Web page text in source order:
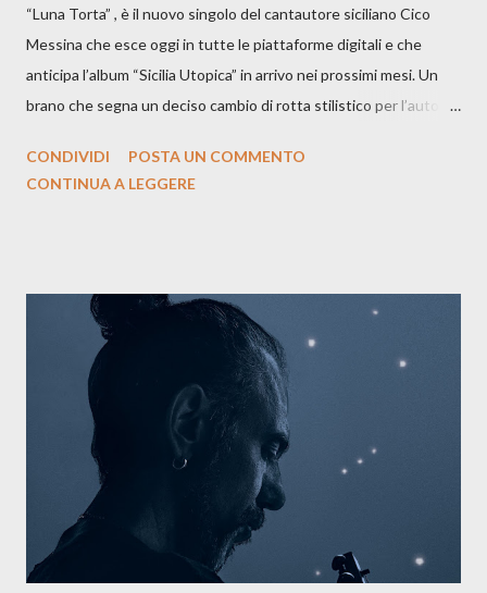
“Luna Torta” , è il nuovo singolo del cantautore siciliano Cico
Messina che esce oggi in tutte le piattaforme digitali e che
anticipa l’album “Sicilia Utopica” in arrivo nei prossimi mesi. Un
brano che segna un deciso cambio di rotta stilistico per l’autore
testo ibrido tra italiano e siciliano, e un’urgenza espressiva che
La canzone racconta la difficoltà di creare, e perfino di esistere,
sotto il peso della realtà. Ma lo fa cercando una via d’uscita, una
forma di assoluzione, nel vivere e nel suonare, nel trovare respiro
anche quando l’aria sembra farsi più densa. Il brano è anche una
dichiarazione d’intenti: Cico Messina apre il suo nuovo percorso
artistico con una composizi...
CONDIVIDI
POSTA UN COMMENTO
CONTINUA A LEGGERE